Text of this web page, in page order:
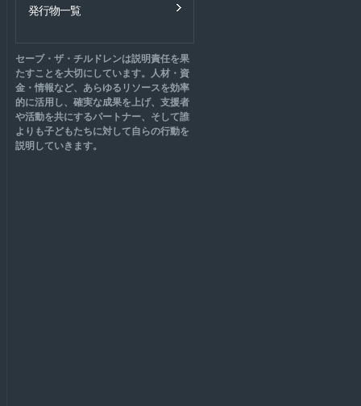
発行物一覧
セーブ・ザ・チルドレンは説明責任を果
たすことを大切にしています。人材・資
金・情報など、あらゆるリソースを効率
的に活用し、確実な成果を上げ、支援者
や活動を共にするパートナー、そして誰
よりも子どもたちに対して自らの行動を
説明していきます。